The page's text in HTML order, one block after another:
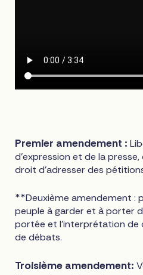
Premier amendement :
d'expression et de la
droit d'adresser des
**Deuxième amendement :
peuple à garder et à porter
portée et l'interprétation de
de débats.
Troisième amendement: